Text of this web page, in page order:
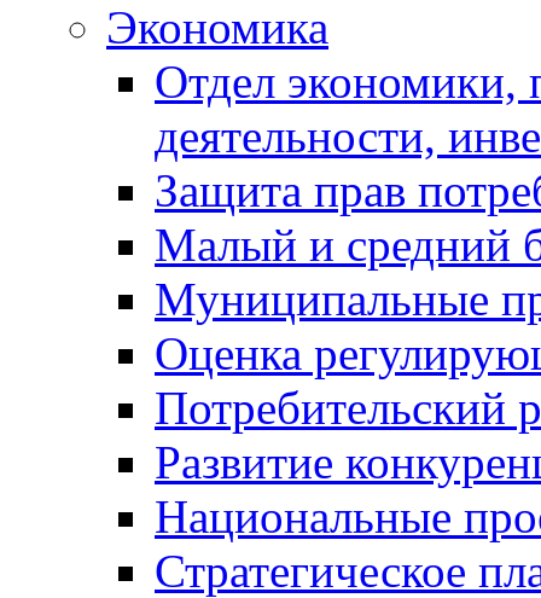
Экономика
Отдел экономики,
деятельности,
Защита прав
Малый и средний
Муниципальные
Оценка
Потребительский
Развитие
Национальные
Стратегическое